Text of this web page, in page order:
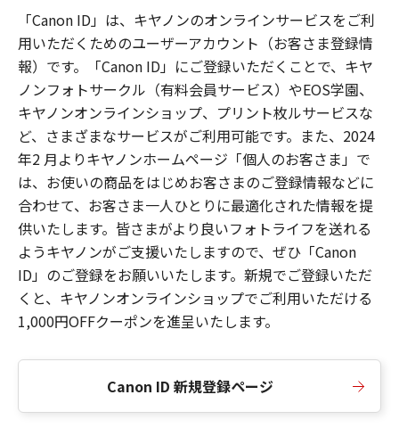
「Canon ID」は、キヤノンのオンラインサービスをご利
用いただくためのユーザーアカウント（お客さま登録情
報）です。「Canon ID」にご登録いただくことで、キヤ
ノンフォトサークル（有料会員サービス）やEOS学園、
キヤノンオンラインショップ、プリント枚ルサービスな
ど、さまざまなサービスがご利用可能です。また、2024
年2 月よりキヤノンホームページ「個人のお客さま」で
は、お使いの商品をはじめお客さまのご登録情報などに
合わせて、お客さま一人ひとりに最適化された情報を提
供いたします。皆さまがより良いフォトライフを送れる
ようキヤノンがご支援いたしますので、ぜひ「Canon
ID」のご登録をお願いいたします。新規でご登録いただ
くと、キヤノンオンラインショップでご利用いただける
1,000円OFFクーポンを進呈いたします。
Canon ID 新規登録ページ